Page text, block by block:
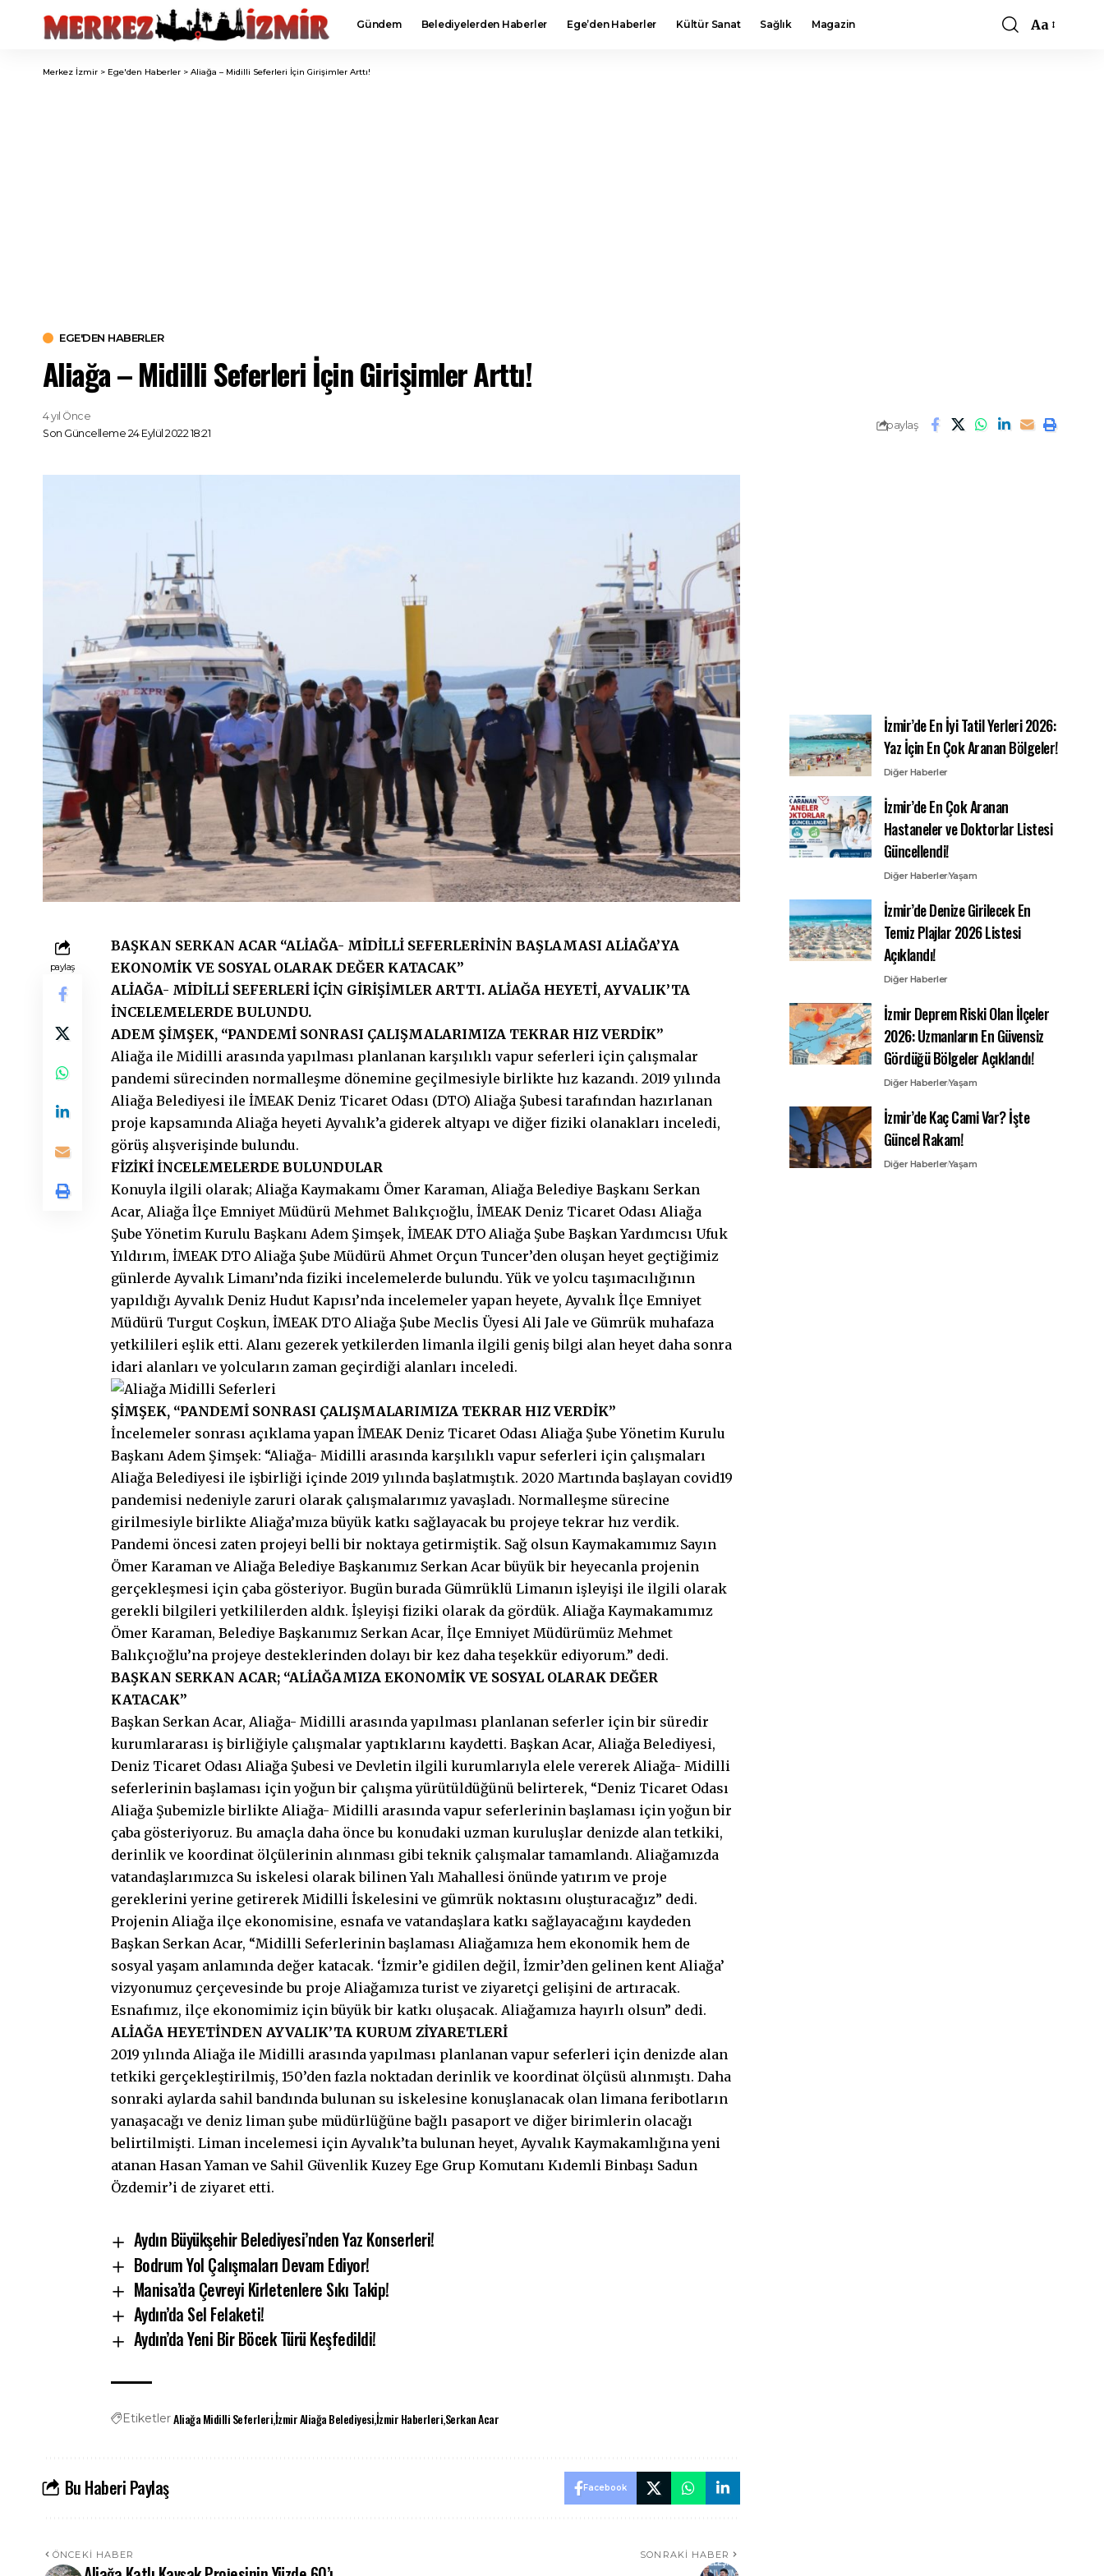
Gündem Belediyelerden Haberler Ege’den Haberler Kültür Sanat Sağlık Magazin
Font
Aa
Merkez İzmir > Ege'den Haberler > Aliağa – Midilli Seferleri İçin Girişimler Arttı!
EGE'DEN HABERLER
Aliağa – Midilli Seferleri İçin Girişimler Arttı!
Son Güncelleme 24 Eylül 2022 18:21
4 yıl Önce
paylaş
paylaş
BAŞKAN SERKAN ACAR “ALİAĞA- MİDİLLİ SEFERLERİNİN BAŞLAMASI ALİAĞA’YA
EKONOMİK VE SOSYAL OLARAK DEĞER KATACAK”
ALİAĞA- MİDİLLİ SEFERLERİ İÇİN GİRİŞİMLER ARTTI. ALİAĞA HEYETİ, AYVALIK’TA
İNCELEMELERDE BULUNDU.
ADEM ŞİMŞEK, “PANDEMİ SONRASI ÇALIŞMALARIMIZA TEKRAR HIZ VERDİK”
Aliağa ile Midilli arasında yapılması planlanan karşılıklı vapur seferleri için çalışmalar
pandemi sürecinden normalleşme dönemine geçilmesiyle birlikte hız kazandı. 2019 yılında
Aliağa Belediyesi ile İMEAK Deniz Ticaret Odası (DTO) Aliağa Şubesi tarafından hazırlanan
proje kapsamında Aliağa heyeti Ayvalık’a giderek altyapı ve diğer fiziki olanakları inceledi,
görüş alışverişinde bulundu.
FİZİKİ İNCELEMELERDE BULUNDULAR
Konuyla ilgili olarak; Aliağa Kaymakamı Ömer Karaman, Aliağa Belediye Başkanı Serkan
Acar, Aliağa İlçe Emniyet Müdürü Mehmet Balıkçıoğlu, İMEAK Deniz Ticaret Odası Aliağa
Şube Yönetim Kurulu Başkanı Adem Şimşek, İMEAK DTO Aliağa Şube Başkan Yardımcısı Ufuk
Yıldırım, İMEAK DTO Aliağa Şube Müdürü Ahmet Orçun Tuncer’den oluşan heyet geçtiğimiz
günlerde Ayvalık Limanı’nda fiziki incelemelerde bulundu. Yük ve yolcu taşımacılığının
yapıldığı Ayvalık Deniz Hudut Kapısı’nda incelemeler yapan heyete, Ayvalık İlçe Emniyet
Müdürü Turgut Coşkun, İMEAK DTO Aliağa Şube Meclis Üyesi Ali Jale ve Gümrük muhafaza
yetkilileri eşlik etti. Alanı gezerek yetkilerden limanla ilgili geniş bilgi alan heyet daha sonra
idari alanları ve yolcuların zaman geçirdiği alanları inceledi.
ŞİMŞEK, “PANDEMİ SONRASI ÇALIŞMALARIMIZA TEKRAR HIZ VERDİK”
İncelemeler sonrası açıklama yapan İMEAK Deniz Ticaret Odası Aliağa Şube Yönetim Kurulu
Başkanı Adem Şimşek: “Aliağa- Midilli arasında karşılıklı vapur seferleri için çalışmaları
Aliağa Belediyesi ile işbirliği içinde 2019 yılında başlatmıştık. 2020 Martında başlayan covid19
pandemisi nedeniyle zaruri olarak çalışmalarımız yavaşladı. Normalleşme sürecine
girilmesiyle birlikte Aliağa’mıza büyük katkı sağlayacak bu projeye tekrar hız verdik.
Pandemi öncesi zaten projeyi belli bir noktaya getirmiştik. Sağ olsun Kaymakamımız Sayın
Ömer Karaman ve Aliağa Belediye Başkanımız Serkan Acar büyük bir heyecanla projenin
gerçekleşmesi için çaba gösteriyor. Bugün burada Gümrüklü Limanın işleyişi ile ilgili olarak
gerekli bilgileri yetkililerden aldık. İşleyişi fiziki olarak da gördük. Aliağa Kaymakamımız
Ömer Karaman, Belediye Başkanımız Serkan Acar, İlçe Emniyet Müdürümüz Mehmet
Balıkçıoğlu’na projeye desteklerinden dolayı bir kez daha teşekkür ediyorum.” dedi.
BAŞKAN SERKAN ACAR; “ALİAĞAMIZA EKONOMİK VE SOSYAL OLARAK DEĞER
KATACAK”
Başkan Serkan Acar, Aliağa- Midilli arasında yapılması planlanan seferler için bir süredir
kurumlararası iş birliğiyle çalışmalar yaptıklarını kaydetti. Başkan Acar, Aliağa Belediyesi,
Deniz Ticaret Odası Aliağa Şubesi ve Devletin ilgili kurumlarıyla elele vererek Aliağa- Midilli
seferlerinin başlaması için yoğun bir çalışma yürütüldüğünü belirterek, “Deniz Ticaret Odası
Aliağa Şubemizle birlikte Aliağa- Midilli arasında vapur seferlerinin başlaması için yoğun bir
çaba gösteriyoruz. Bu amaçla daha önce bu konudaki uzman kuruluşlar denizde alan tetkiki,
derinlik ve koordinat ölçülerinin alınması gibi teknik çalışmalar tamamlandı. Aliağamızda
vatandaşlarımızca Su iskelesi olarak bilinen Yalı Mahallesi önünde yatırım ve proje
gereklerini yerine getirerek Midilli İskelesini ve gümrük noktasını oluşturacağız” dedi.
Projenin Aliağa ilçe ekonomisine, esnafa ve vatandaşlara katkı sağlayacağını kaydeden
Başkan Serkan Acar, “Midilli Seferlerinin başlaması Aliağamıza hem ekonomik hem de
sosyal yaşam anlamında değer katacak. ‘İzmir’e gidilen değil, İzmir’den gelinen kent Aliağa’
vizyonumuz çerçevesinde bu proje Aliağamıza turist ve ziyaretçi gelişini de artıracak.
Esnafımız, ilçe ekonomimiz için büyük bir katkı oluşacak. Aliağamıza hayırlı olsun” dedi.
ALİAĞA HEYETİNDEN AYVALIK’TA KURUM ZİYARETLERİ
2019 yılında Aliağa ile Midilli arasında yapılması planlanan vapur seferleri için denizde alan
tetkiki gerçekleştirilmiş, 150’den fazla noktadan derinlik ve koordinat ölçüsü alınmıştı. Daha
sonraki aylarda sahil bandında bulunan su iskelesine konuşlanacak olan limana feribotların
yanaşacağı ve deniz liman şube müdürlüğüne bağlı pasaport ve diğer birimlerin olacağı
belirtilmişti. Liman incelemesi için Ayvalık’ta bulunan heyet, Ayvalık Kaymakamlığına yeni
atanan Hasan Yaman ve Sahil Güvenlik Kuzey Ege Grup Komutanı Kıdemli Binbaşı Sadun
Özdemir’i de ziyaret etti.
Aydın Büyükşehir Belediyesi’nden Yaz Konserleri!
Bodrum Yol Çalışmaları Devam Ediyor!
Manisa’da Çevreyi Kirletenlere Sıkı Takip!
Aydın’da Sel Felaketi!
Aydın’da Yeni Bir Böcek Türü Keşfedildi!
EtiketlerAliağa Midilli Seferleriİzmir Aliağa Belediyesiİzmir HaberleriSerkan Acar
Bu Haberi Paylaş Facebook
ÖNCEKI HABER SONRAKI HABER
İzmir’de En İyi Tatil Yerleri 2026:
Yaz İçin En Çok Aranan Bölgeler!
Diğer Haberler
İzmir’de En Çok Aranan
Hastaneler ve Doktorlar Listesi
Güncellendi!
Diğer HaberlerYaşam
İzmir’de Denize Girilecek En
Temiz Plajlar 2026 Listesi
Açıklandı!
Diğer Haberler
İzmir Deprem Riski Olan İlçeler
2026: Uzmanların En Güvensiz
Gördüğü Bölgeler Açıklandı!
Diğer HaberlerYaşam
İzmir’de Kaç Cami Var? İşte
Güncel Rakam!
Diğer HaberlerYaşam